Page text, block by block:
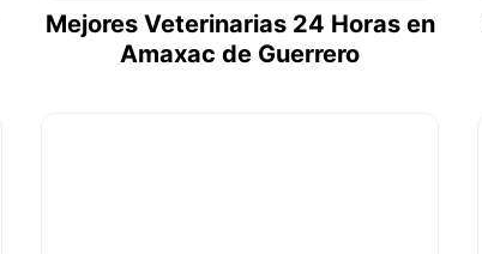
Mejores Veterinarias 24 Horas en
Amaxac de Guerrero